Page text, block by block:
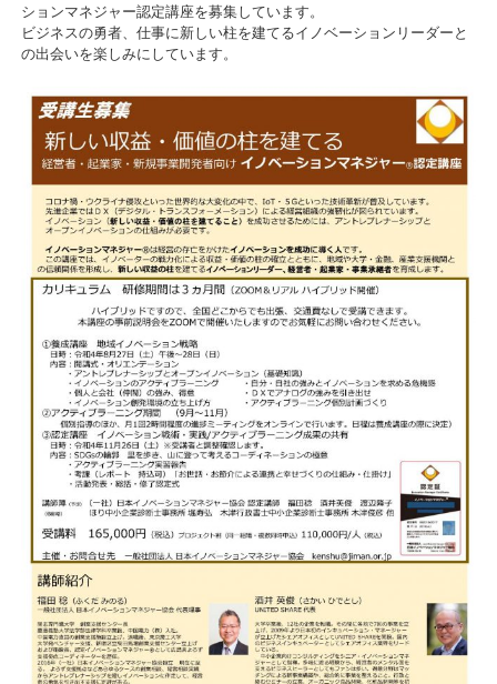
ションマネジャー認定講座を募集しています。
ビジネスの勇者、仕事に新しい柱を建てるイノベーションリーダーと
の出会いを楽しみにしています。